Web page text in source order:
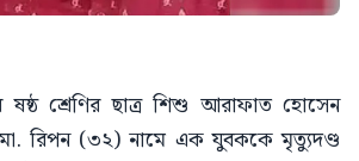
ষষ্ঠ শ্রেণির ছাত্র শিশু আরাফাত হোসেন
রিপন (৩২) নামে এক যুবককে মৃত্যুদণ্ড